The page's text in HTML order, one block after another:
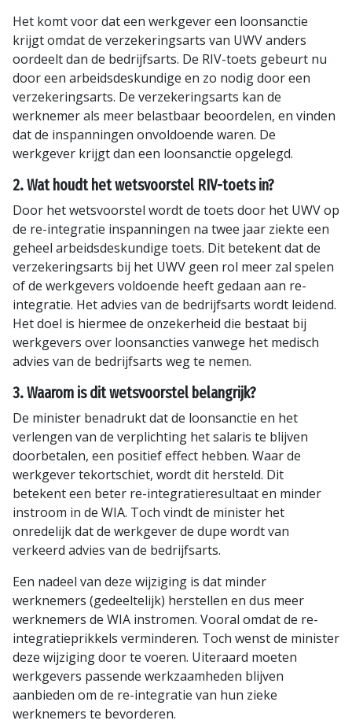
Het komt voor dat een werkgever een loonsanctie
krijgt omdat de verzekeringsarts van UWV anders
oordeelt dan de bedrijfsarts. De RIV-toets gebeurt nu
door een arbeidsdeskundige en zo nodig door een
verzekeringsarts. De verzekeringsarts kan de
werknemer als meer belastbaar beoordelen, en vinden
dat de inspanningen onvoldoende waren. De
werkgever krijgt dan een loonsanctie opgelegd.
2. Wat houdt het wetsvoorstel RIV-toets in?
Door het wetsvoorstel wordt de toets door het UWV op
de re-integratie inspanningen na twee jaar ziekte een
geheel arbeidsdeskundige toets. Dit betekent dat de
verzekeringsarts bij het UWV geen rol meer zal spelen
of de werkgevers voldoende heeft gedaan aan re-
integratie. Het advies van de bedrijfsarts wordt leidend.
Het doel is hiermee de onzekerheid die bestaat bij
werkgevers over loonsancties vanwege het medisch
advies van de bedrijfsarts weg te nemen.
3. Waarom is dit wetsvoorstel belangrijk?
De minister benadrukt dat de loonsanctie en het
verlengen van de verplichting het salaris te blijven
doorbetalen, een positief effect hebben. Waar de
werkgever tekortschiet, wordt dit hersteld. Dit
betekent een beter re-integratieresultaat en minder
instroom in de WIA. Toch vindt de minister het
onredelijk dat de werkgever de dupe wordt van
verkeerd advies van de bedrijfsarts.
Een nadeel van deze wijziging is dat minder
werknemers (gedeeltelijk) herstellen en dus meer
werknemers de WIA instromen. Vooral omdat de re-
integratieprikkels verminderen. Toch wenst de minister
deze wijziging door te voeren. Uiteraard moeten
werkgevers passende werkzaamheden blijven
aanbieden om de re-integratie van hun zieke
werknemers te bevorderen.